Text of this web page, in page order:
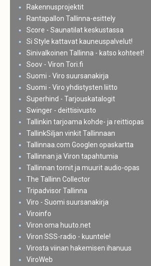
Rakennusprojektit
Rantapallon Tallinna-esittely
Score - Saunatilat keskustassa
Si Style kattavat kauneuspalvelut!
Sinivalkoinen Tallinna - katso kohteet!
Soov - Viron Tori.fi
Suomi - Viro suursanakirja
Suomi - Viro yhdistysten liitto
Superhind - Tarjouskatalogit
Swinger - deittisivusto
Tallinkin tarjoama kohde- ja reittiopas
TallinkSiljan vinkit Tallinnaan
Tallinnaa.com Googlen opaskartta
Tallinnan ja Viron tapahtumia
Tallinnan tornit ja muurit audio-opas
The Tallinn Collector
Tripadvisor Tallinna
Viro - Suomi suursanakirja
Viroinfo
Viron oma huuto.net
Viron SSS-radio - kuuntele!
Virosta viinan hakemisen ihanuus
ViroWeb